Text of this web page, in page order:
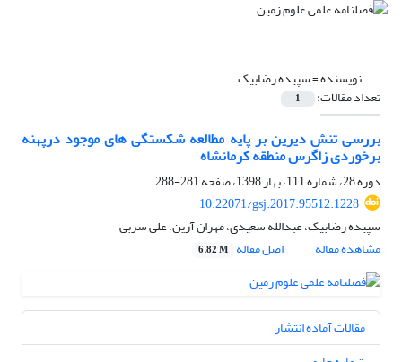
نویسنده =سپیده رضابیک
تعداد مقالات: 1
بررسی تنش دیرین بر پایه مطالعه شکستگی های موجود درپهنه
برخوردی زاگرس منطقه کرمانشاه
دوره 28، شماره 111، بهار 1398، صفحه
281-288
10.22071/gsj.2017.95512.1228
سپیده رضابیک، عبدالله سعیدی، مهران آرین، علی سربی
مشاهده مقاله
اصل مقاله 6.82 M
مقالات آماده انتشار